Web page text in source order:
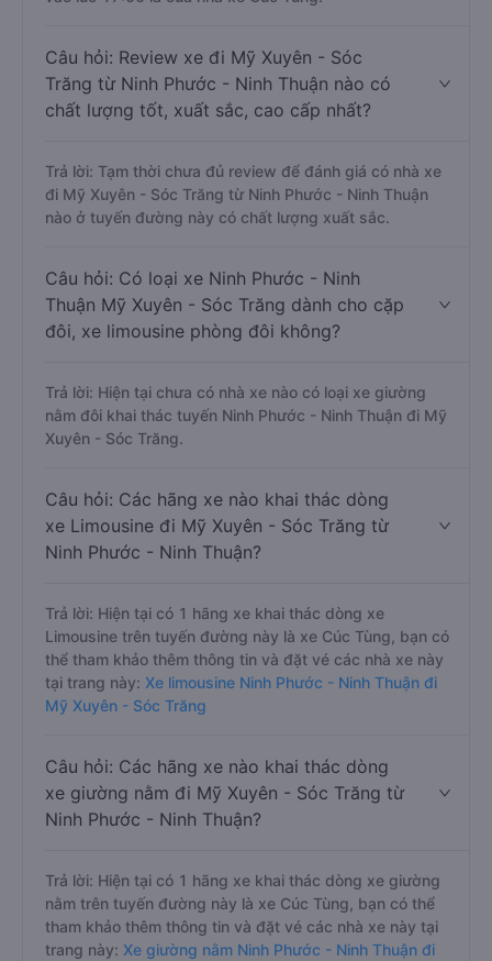
Câu hỏi: Review xe đi Mỹ Xuyên - Sóc
Trăng từ Ninh Phước - Ninh Thuận nào có
chất lượng tốt, xuất sắc, cao cấp nhất?
Trả lời: Tạm thời chưa đủ review để đánh giá có nhà xe
đi Mỹ Xuyên - Sóc Trăng từ Ninh Phước - Ninh Thuận
nào ở tuyến đường này có chất lượng xuất sắc.
Câu hỏi: Có loại xe Ninh Phước - Ninh
Thuận Mỹ Xuyên - Sóc Trăng dành cho cặp
đôi, xe limousine phòng đôi không?
Trả lời: Hiện tại chưa có nhà xe nào có loại xe giường
nằm đôi khai thác tuyến Ninh Phước - Ninh Thuận đi Mỹ
Xuyên - Sóc Trăng.
Câu hỏi: Các hãng xe nào khai thác dòng
xe Limousine đi Mỹ Xuyên - Sóc Trăng từ
Ninh Phước - Ninh Thuận?
Trả lời: Hiện tại có 1 hãng xe khai thác dòng xe
Limousine trên tuyến đường này là xe Cúc Tùng, bạn có
thể tham khảo thêm thông tin và đặt vé các nhà xe này
tại trang này: Xe limousine Ninh Phước - Ninh Thuận đi
Mỹ Xuyên - Sóc Trăng
Câu hỏi: Các hãng xe nào khai thác dòng
xe giường nằm đi Mỹ Xuyên - Sóc Trăng từ
Ninh Phước - Ninh Thuận?
Trả lời: Hiện tại có 1 hãng xe khai thác dòng xe giường
nằm trên tuyến đường này là xe Cúc Tùng, bạn có thể
tham khảo thêm thông tin và đặt vé các nhà xe này tại
trang này: Xe giường nằm Ninh Phước - Ninh Thuận đi